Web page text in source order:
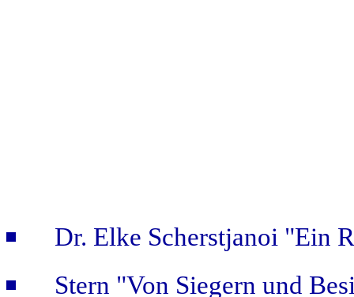
Dr. Elke Scherstjanoi "Ein
Stern "Von Siegern und